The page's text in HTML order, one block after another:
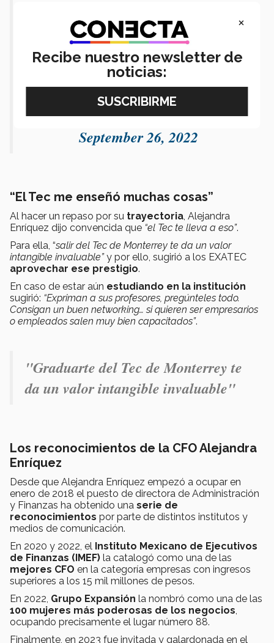
, tu pasión y ejemplo nos inspira a
todos los que formamos parte de
Grupo Surman.@IMEFOficial
pic.twitter.com/sNbOXrs7gy
— Surman (@grupo_surman)
September 26, 2022
“El Tec me enseñó muchas cosas”
Al hacer un repaso por su trayectoria, Alejandra
Enríquez dijo convencida que “el Tec te lleva a eso”.
Para ella, “salir del Tec de Monterrey te da un valor
intangible invaluable”y por ello, sugirió a los EXATEC
aprovechar ese prestigio.
En caso de estar aún estudiando en la institución
sugirió: “Expriman a sus profesores, pregúnteles todo.
Consigan un buen networking… si quieren ser empresarios
o empleados salen muy bien capacitados”.
"Graduarte del Tec de Monterrey te
da un valor intangible invaluable"
Los reconocimientos de la CFO Alejandra
Enríquez
Desde que Alejandra Enríquez empezó a ocupar en
enero de 2018 el puesto de directora de Administración
y Finanzas ha obtenido una serie de
reconocimientos por parte de distintos institutos y
medios de comunicación.
En 2020 y 2022, el Instituto Mexicano de Ejecutivos
de Finanzas (IMEF) la catalogó como una de las
mejores CFO en la categoría empresas con ingresos
superiores a los 15 mil millones de pesos.
En 2022, Grupo Expansión la nombró como una de las
100 mujeres más poderosas de los negocios,
ocupando precisamente el lugar número 88.
Finalmente, en 2023 fue invitada y galardonada en el
×
Recibe nuestro newsletter de
noticias: